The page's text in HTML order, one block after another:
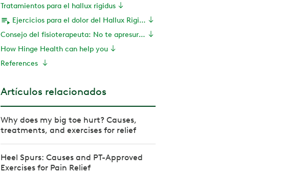
Tratamientos para el hallux rigidus
Ejercicios para el dolor del Hallux Rigidus
Consejo del fisioterapeuta: No te apresures a tomar inyecciones o cirugías
How Hinge Health can help you
References
Artículos relacionados
Why does my big toe hurt? Causes,
treatments, and exercises for relief
Heel Spurs: Causes and PT-Approved
Exercises for Pain Relief